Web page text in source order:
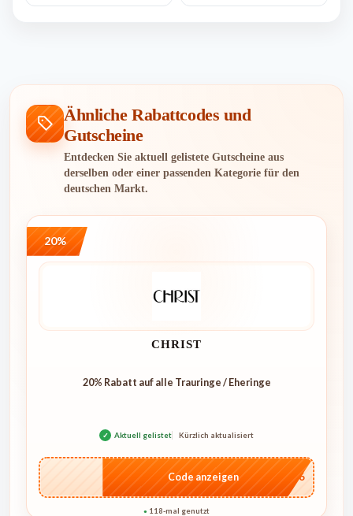
Ähnliche Rabattcodes und
Gutscheine
Entdecken Sie aktuell gelistete Gutscheine aus
derselben oder einer passenden Kategorie für den
deutschen Markt.
20%
CHRIST
20% Rabatt auf alle Trauringe / Eheringe
✓ Aktuell gelistet Kürzlich aktualisiert
…IT26
Code anzeigen
● 118-mal genutzt